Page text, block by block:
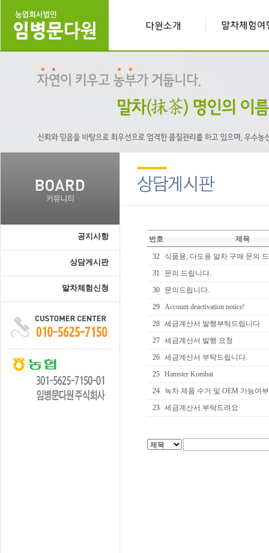
공지사항
상담게시판
말차체험신청
번호 제목
32
식품용, 다도용 말차 구매 문의
31
문의 드립니다.
30
문의드립니다.
29
Account deactivation notice!
28
세금계산서 발행부탁드립니다
27
세금계산서 발행 요청
26
세금계산서 부탁드립니다.
25
Hamster Kombat
24
녹차 제품 수거 및 OEM 가능여
23
세금계산서 부탁드려요